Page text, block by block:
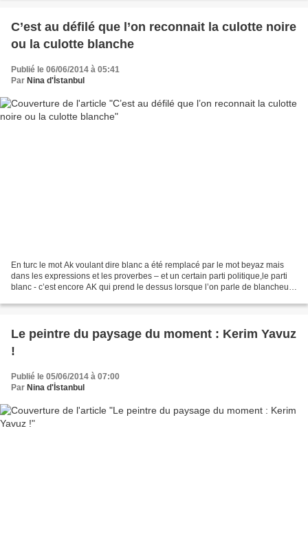
C’est au défilé que l’on reconnait la culotte noire
ou la culotte blanche
Publié le 06/06/2014 à 05:41
Par Nina d'İstanbul
En turc le mot Ak voulant dire blanc a été remplacé par le mot beyaz mais
dans les expressions et les proverbes – et un certain parti politique,le parti
blanc - c’est encore AK qui prend le dessus lorsque l’on parle de blancheur
Le peintre du paysage du moment : Kerim Yavuz
!
Publié le 05/06/2014 à 07:00
Par Nina d'İstanbul